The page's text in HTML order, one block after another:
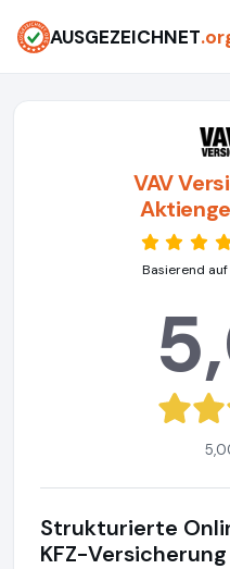
AUSGEZEICHNET
VAV
Basierend auf
Strukturierte
KFZ-Versicherung